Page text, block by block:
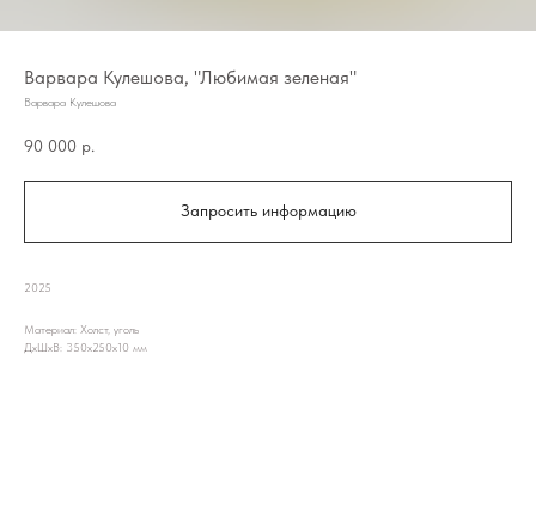
Варвара Кулешова, "Любимая зеленая"
Варвара Кулешова
90 000 р.
Запросить информацию
2025
Материал: Холст, уголь
ДxШxВ: 350x250x10 мм